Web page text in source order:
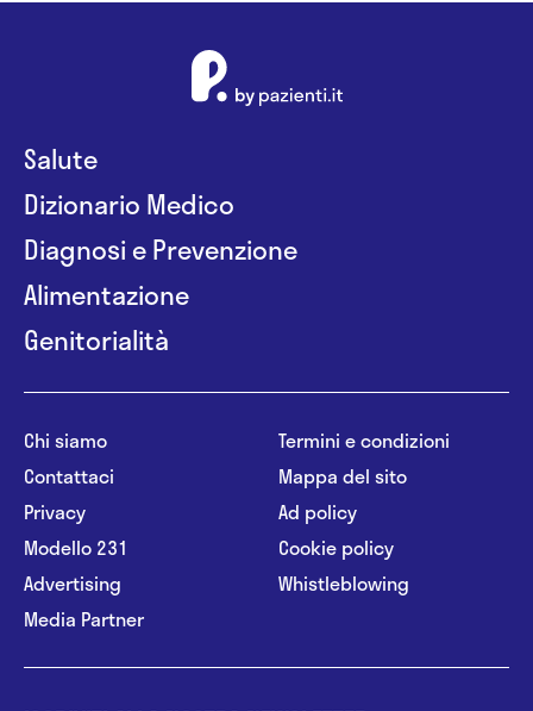
Salute
Dizionario Medico
Diagnosi e Prevenzione
Alimentazione
Genitorialità
Chi siamo
Contattaci
Privacy
Modello 231
Advertising
Media Partner
Termini e condizioni
Mappa del sito
Ad policy
Cookie policy
Whistleblowing